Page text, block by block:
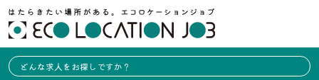
どんな求人をお探しですか？